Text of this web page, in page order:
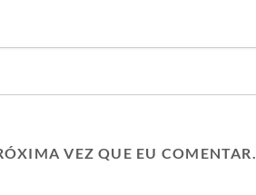
VEZ QUE EU COMENTAR.